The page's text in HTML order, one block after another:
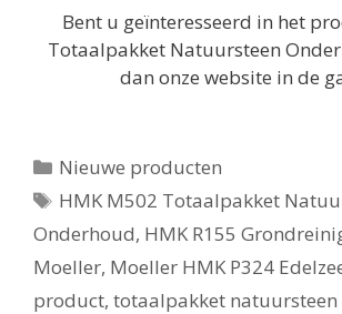
Bent u geïnteresseerd in het
Totaalpakket Natuursteen
dan onze website in de
Categorieën
Nieuwe producten
Tags
HMK M502 Totaalpakket
Onderhoud, HMK R155
Moeller, Moeller HMK P324
product, totaalpakket